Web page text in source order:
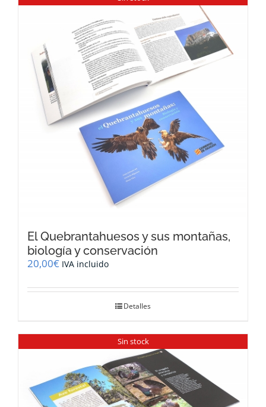
El Quebrantahuesos y sus montañas,
biología y conservación
20,00€ IVA incluido
Detalles
Sin stock